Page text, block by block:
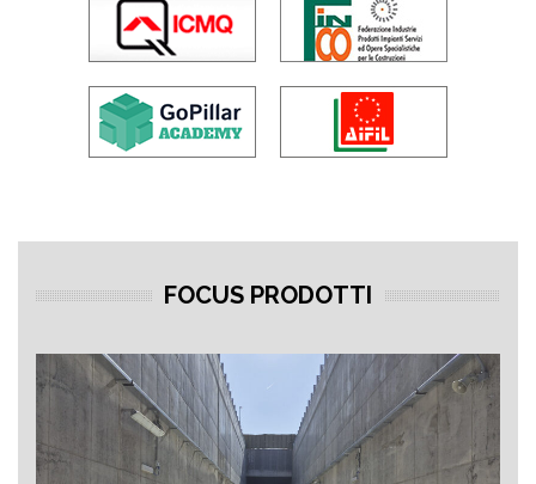
FOCUS PRODOTTI